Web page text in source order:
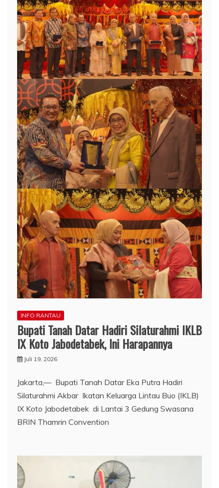
INFO RANTAU
Bupati Tanah Datar Hadiri Silaturahmi IKLB
IX Koto Jabodetabek, Ini Harapannya
Juli 19, 2026
Jakarta,— Bupati Tanah Datar Eka Putra Hadiri
Silaturahmi Akbar Ikatan Keluarga Lintau Buo (IKLB)
IX Koto Jabodetabek di Lantai 3 Gedung Swasana
BRIN Thamrin Convention